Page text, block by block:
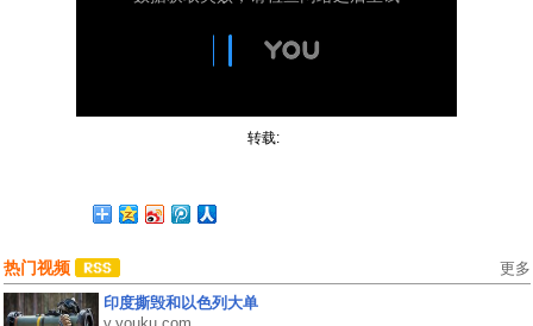
转载:
热门视频 更多
印度撕毁和以色列大单